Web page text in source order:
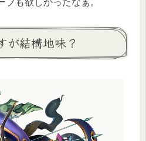
も欲しかったなぁ。
が結構地味？